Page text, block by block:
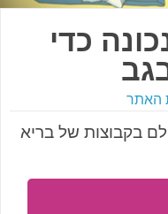
כדי
האתר
בקבוצות של בריא